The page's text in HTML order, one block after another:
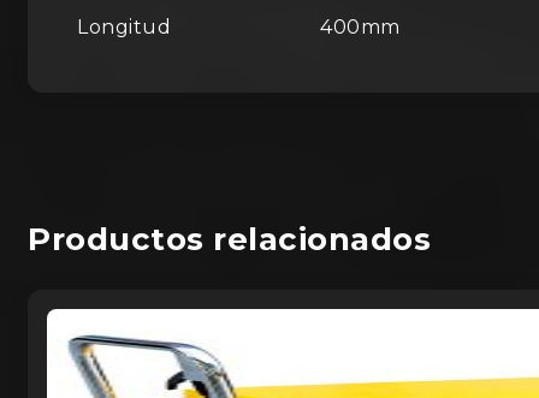
Longitud
400mm
Productos relacionados